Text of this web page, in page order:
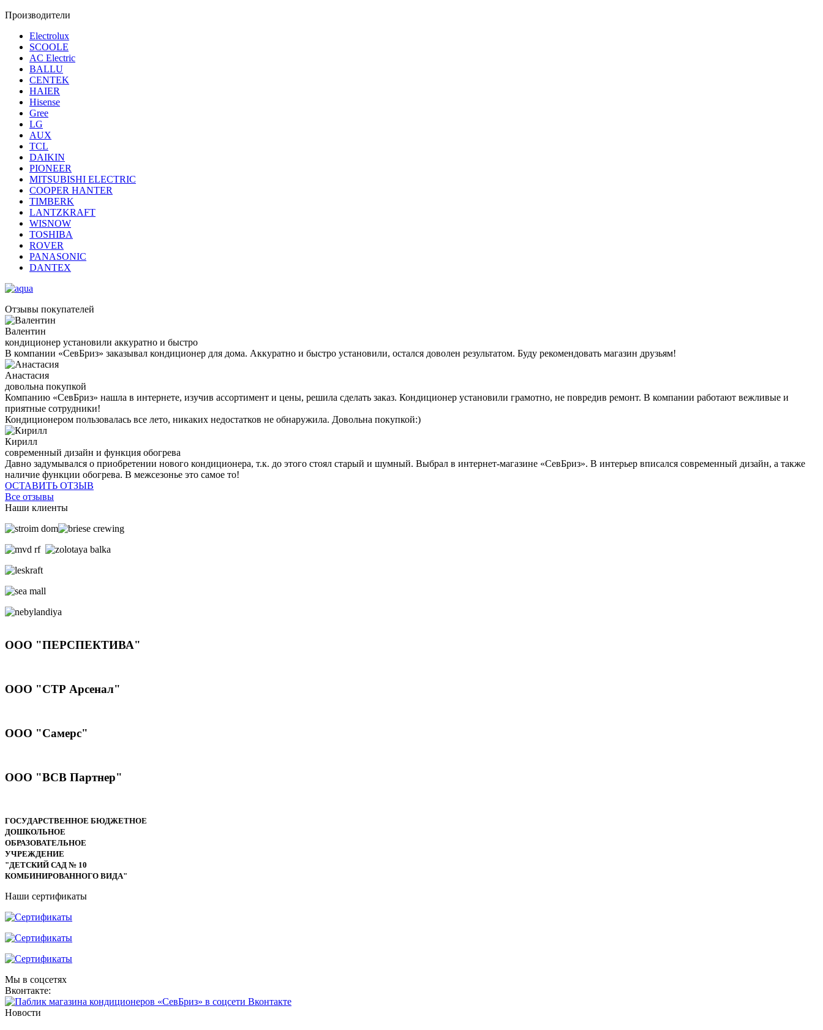
Производители
Electrolux
SCOOLE
AC Electric
BALLU
CENTEK
HAIER
Hisense
Gree
LG
AUX
TCL
DAIKIN
PIONEER
MITSUBISHI ELECTRIC
COOPER HANTER
TIMBERK
LANTZKRAFT
WISNOW
TOSHIBA
ROVER
PANASONIC
DANTEX
Отзывы покупателей
Валентин
кондиционер установили аккуратно и быстро
В компании «СевБриз» заказывал кондиционер для дома. Аккуратно и быстро установили, остался доволен результатом. Буду рекомендовать магазин друзьям!
Анастасия
довольна покупкой
Компанию «СевБриз» нашла в интернете, изучив ассортимент и цены, решила сделать заказ. Кондиционер установили грамотно, не повредив ремонт. В компании работают вежливые и
приятные сотрудники!
Кондиционером пользовалась все лето, никаких недостатков не обнаружила. Довольна покупкой:)
Кирилл
современный дизайн и функция обогрева
Давно задумывался о приобретении нового кондиционера, т.к. до этого стоял старый и шумный. Выбрал в интернет-магазине «СевБриз». В интерьер вписался современный дизайн, а также
наличие функции обогрева. В межсезонье это самое то!
ОСТАВИТЬ ОТЗЫВ
Все отзывы
Наши клиенты
ООО "ПЕРСПЕКТИВА"
ООО "СТР Арсенал"
ООО "Самерс"
ООО "ВСВ Партнер"
ГОСУДАРСТВЕННОЕ БЮДЖЕТНОЕ
ДОШКОЛЬНОЕ
ОБРАЗОВАТЕЛЬНОЕ
УЧРЕЖДЕНИЕ
"ДЕТСКИЙ САД № 10
КОМБИНИРОВАННОГО ВИДА"
Наши сертификаты
Мы в соцсетях
Вконтакте:
Новости